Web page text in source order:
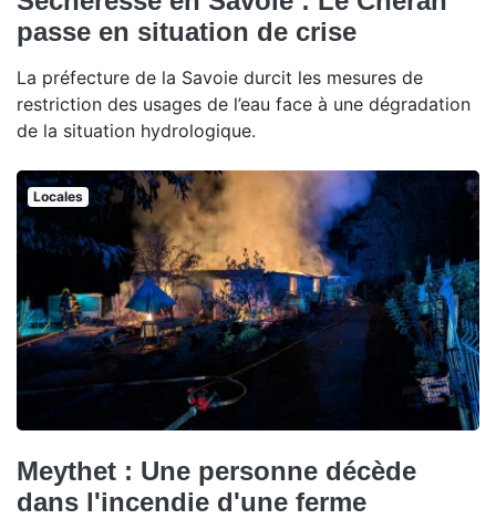
passe en situation de crise
La préfecture de la Savoie durcit les mesures de
restriction des usages de l’eau face à une dégradation
de la situation hydrologique.
Locales
Meythet : Une personne décède
dans l'incendie d'une ferme